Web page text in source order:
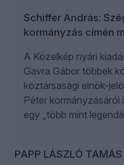
Schiffer András:
kormányzás címén
A Közelkép nyári
Gavra Gábor többek
köztársasági elnök-
Péter kormányzásáról
egy „több mint
PAPP LÁSZLÓ TAMÁS